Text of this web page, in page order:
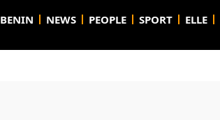
BENIN NEWS PEOPLE SPORT ELLE